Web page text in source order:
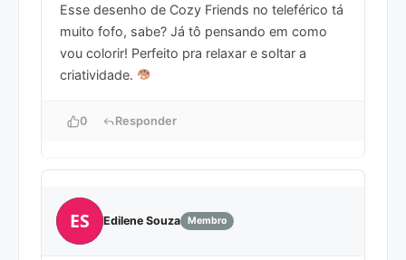
Esse desenho de Cozy Friends no teleférico tá
muito fofo, sabe? Já tô pensando em como
vou colorir! Perfeito pra relaxar e soltar a
criatividade.
0 Responder
ES Edilene Souza Membro